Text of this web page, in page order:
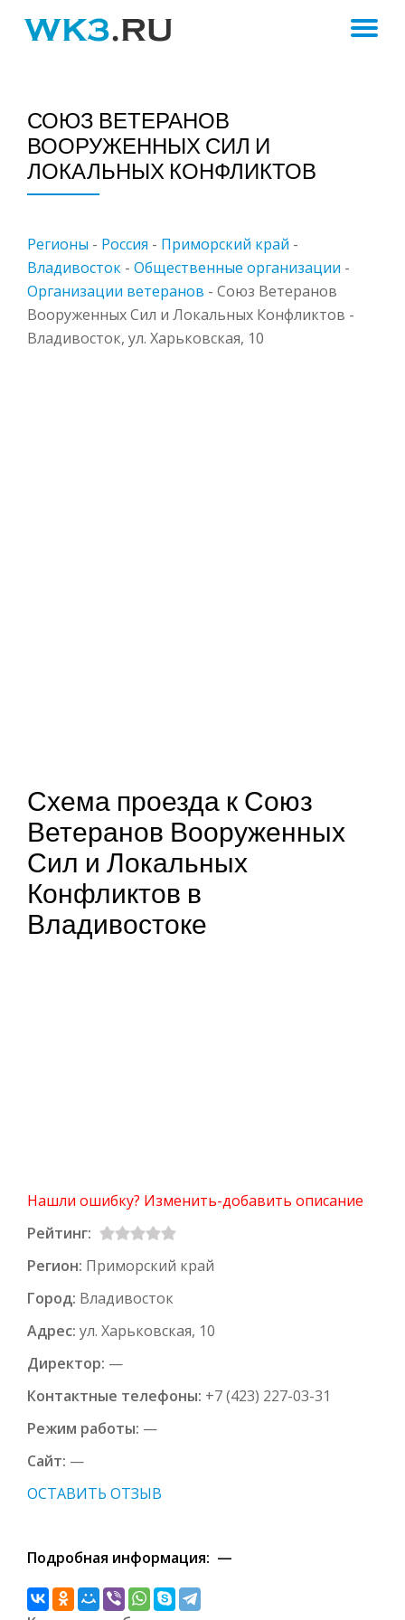
СОЮЗ ВЕТЕРАНОВ
ВООРУЖЕННЫХ СИЛ И
ЛОКАЛЬНЫХ КОНФЛИКТОВ
Регионы - Россия - Приморский край -
Владивосток - Общественные организации -
Организации ветеранов - Союз Ветеранов
Вооруженных Сил и Локальных Конфликтов -
Владивосток, ул. Харьковская, 10
Схема проезда к Союз
Ветеранов Вооруженных
Сил и Локальных
Конфликтов в
Владивостоке
Нашли ошибку? Изменить-добавить описание
Рейтинг:
Регион: Приморский край
Город: Владивосток
Адрес: ул. Харьковская, 10
Директор: —
Контактные телефоны: +7 (423) 227-03-31
Режим работы: —
Сайт: —
ОСТАВИТЬ ОТЗЫВ
Подробная информация: —